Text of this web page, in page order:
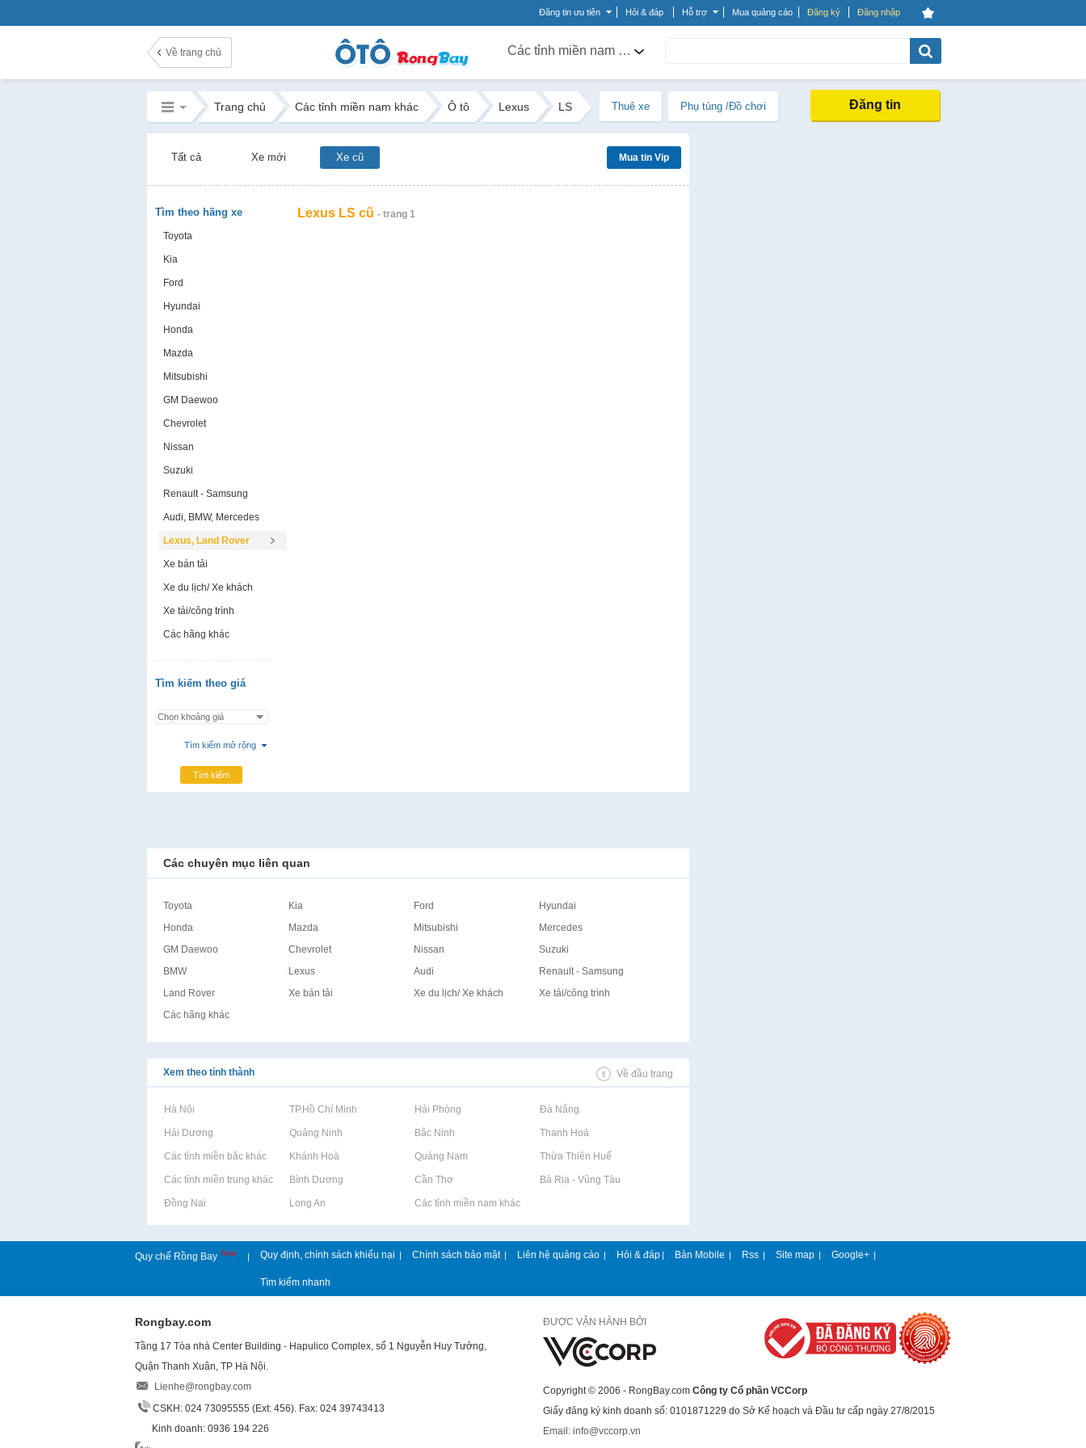
Đăng tin ưu tiên Hỏi & đáp Hỗ trợ Mua quảng cáo Đăng ký Đăng nhập
Về trang chủ Các tỉnh miền nam khác
Trang chủ Các tỉnh miền nam khác Ô tô Lexus LS Thuê xe Phụ tùng /Đồ chơi Đăng tin
Tất cả Xe mới Xe cũ Mua tin Vip
Tìm theo hãng xe
Toyota
Kia
Ford
Hyundai
Honda
Mazda
Mitsubishi
GM Daewoo
Chevrolet
Nissan
Suzuki
Renault - Samsung
Audi, BMW, Mercedes
Lexus, Land Rover
Xe bán tải
Xe du lịch/ Xe khách
Xe tải/công trình
Các hãng khác
Tìm kiếm theo giá
Tìm kiếm mở rộng
Tìm kiếm
Lexus LS cũ - trang 1
Các chuyên mục liên quan
Toyota Kia Ford
Hyundai
Honda
Mazda Mitsubishi
Mercedes
GM Daewoo
Chevrolet Nissan
Suzuki
BMW
Lexus Audi
Renault - Samsung
Land Rover
Xe bán tải Xe du lịch/ Xe khách
Xe tải/công trình
Các hãng khác
Xem theo tỉnh thành Về đầu trang
Rao vặt tại Hà Nội Rao vặt tại TP.Hồ Chí Minh Rao vặt tại Hải Phòng Rao vặt tại Đà Nẵng
Rao vặt tại Hải Dương Rao vặt tại Quảng Ninh Rao vặt tại Bắc Ninh Rao vặt tại Thanh Hoá
Rao vặt tại Các tỉnh miền bắc khácRao vặt tại Khánh Hoà Rao vặt tại Quảng Nam Rao vặt tại Thừa Thiên Huế
Rao vặt tại Các tỉnh miền trung khácRao vặt tại Bình Dương Rao vặt tại Cần Thơ Rao vặt tại Bà Rịa - Vũng Tàu
Rao vặt tại Đồng Nai Rao vặt tại Long An Rao vặt tại Các tỉnh miền nam khác
Quy chế Rồng Bay New | Quy định, chính sách khiếu nại | Chính sách bảo mật | Liên hệ quảng cáo | Hỏi & đáp | Bản Mobile | Rss | Site map | Google+ |
Tìm kiếm nhanh
Rongbay.com
Tầng 17 Tòa nhà Center Building - Hapulico Complex, số 1 Nguyễn Huy Tưởng,
Quận Thanh Xuân, TP Hà Nội.
Lienhe@rongbay.com
CSKH: 024 73095555 (Ext: 456). Fax: 024 39743413
Kinh doanh: 0936 194 226
ĐƯỢC VẬN HÀNH BỞI
Copyright © 2006 - RongBay.com Công ty Cổ phần VCCorp
Giấy đăng ký kinh doanh số: 0101871229 do Sở Kế hoạch và Đầu tư cấp ngày 27/8/2015
Email: info@vccorp.vn